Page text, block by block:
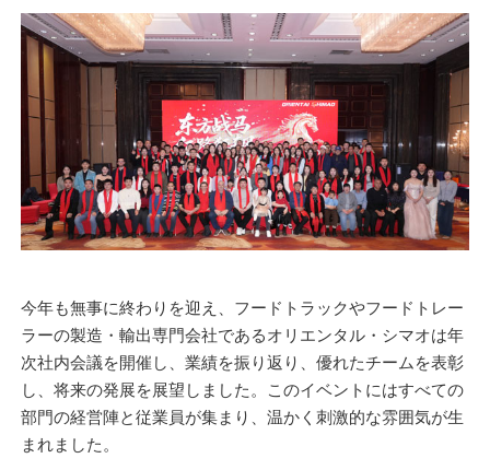
今年も無事に終わりを迎え、フードトラックやフードトレー
ラーの製造・輸出専門会社であるオリエンタル・シマオは年
次社内会議を開催し、業績を振り返り、優れたチームを表彰
し、将来の発展を展望しました。このイベントにはすべての
部門の経営陣と従業員が集まり、温かく刺激的な雰囲気が生
まれました。